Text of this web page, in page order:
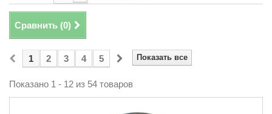
Сравнить (0)
Показать все
1 2 3 4 5
Показано 1 - 12 из 54 товаров